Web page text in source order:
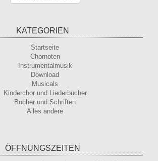
KATEGORIEN
Startseite
Chornoten
Instrumentalmusik
Download
Musicals
Kinderchor und Liederbücher
Bücher und Schriften
Alles andere
ÖFFNUNGSZEITEN